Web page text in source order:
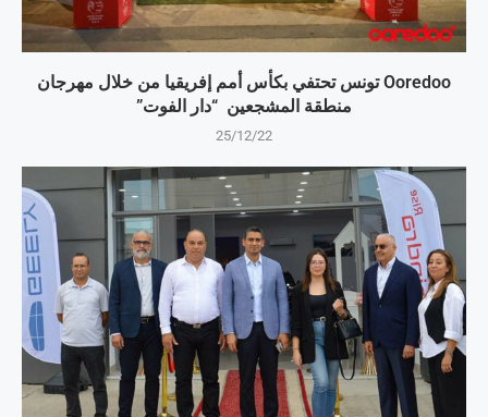
Ooredoo تونس تحتفي بكأس أمم إفريقيا من خلال مهرجان
منطقة المشجعين “دار الفوت”
25/12/22